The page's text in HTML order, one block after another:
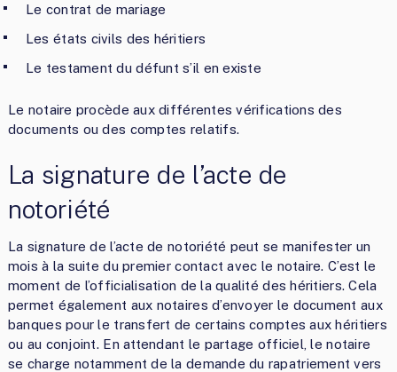
Le contrat de mariage
Les états civils des héritiers
Le testament du défunt s’il en existe
Le notaire procède aux différentes vérifications des
documents ou des comptes relatifs.
La signature de l’acte de
notoriété
La signature de l’acte de notoriété peut se manifester un
mois à la suite du premier contact avec le notaire. C’est le
moment de l’officialisation de la qualité des héritiers. Cela
permet également aux notaires d’envoyer le document aux
banques pour le transfert de certains comptes aux héritiers
ou au conjoint. En attendant le partage officiel, le notaire
se charge notamment de la demande du rapatriement vers